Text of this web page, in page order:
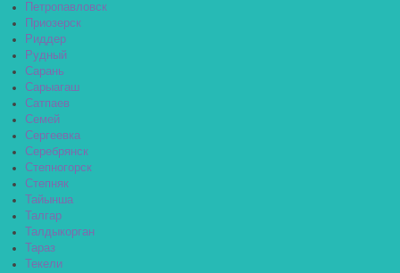
Петропавловск
Приозерск
Риддер
Рудный
Сарань
Сарыагаш
Сатпаев
Семей
Сергеевка
Серебрянск
Степногорск
Степняк
Тайынша
Талгар
Талдыкорган
Тараз
Текели